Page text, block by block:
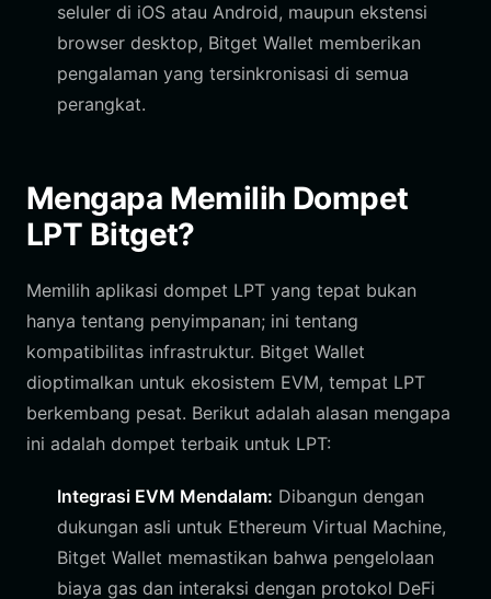
seluler di iOS atau Android, maupun ekstensi
browser desktop, Bitget Wallet memberikan
pengalaman yang tersinkronisasi di semua
perangkat.
Mengapa Memilih Dompet
LPT Bitget?
Memilih aplikasi dompet LPT yang tepat bukan
hanya tentang penyimpanan; ini tentang
kompatibilitas infrastruktur. Bitget Wallet
dioptimalkan untuk ekosistem EVM, tempat LPT
berkembang pesat. Berikut adalah alasan mengapa
ini adalah dompet terbaik untuk LPT:
Integrasi EVM Mendalam: Dibangun dengan
dukungan asli untuk Ethereum Virtual Machine,
Bitget Wallet memastikan bahwa pengelolaan
biaya gas dan interaksi dengan protokol DeFi